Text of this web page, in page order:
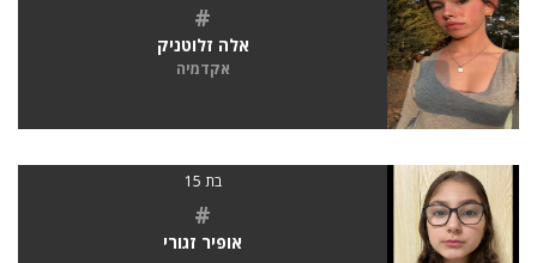
#
אלה זלוטניק
אקדמיה
בת 15
#
אופיר זגורי